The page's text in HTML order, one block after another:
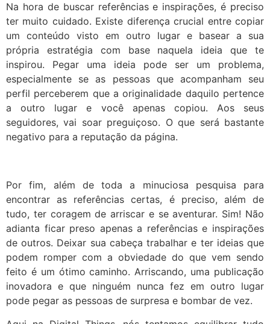
Na hora de buscar referências e inspirações, é preciso
ter muito cuidado. Existe diferença crucial entre copiar
um conteúdo visto em outro lugar e basear a sua
própria estratégia com base naquela ideia que te
inspirou. Pegar uma ideia pode ser um problema,
especialmente se as pessoas que acompanham seu
perfil perceberem que a originalidade daquilo pertence
a outro lugar e você apenas copiou. Aos seus
seguidores, vai soar preguiçoso. O que será bastante
negativo para a reputação da página.
Por fim, além de toda a minuciosa pesquisa para
encontrar as referências certas, é preciso, além de
tudo, ter coragem de arriscar e se aventurar. Sim! Não
adianta ficar preso apenas a referências e inspirações
de outros. Deixar sua cabeça trabalhar e ter ideias que
podem romper com a obviedade do que vem sendo
feito é um ótimo caminho. Arriscando, uma publicação
inovadora e que ninguém nunca fez em outro lugar
pode pegar as pessoas de surpresa e bombar de vez.